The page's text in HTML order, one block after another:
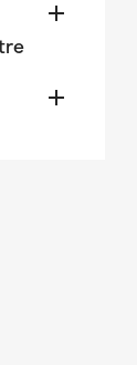

